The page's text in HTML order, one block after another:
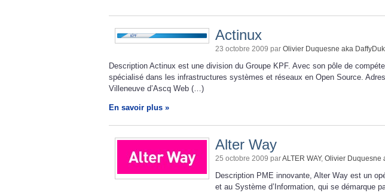
Actinux
23 octobre 2009 par Olivier Duquesne aka
Description Actinux est une division du Groupe KPF. Avec son pôle de
spécialisé dans les infrastructures systèmes et réseaux en Open Source.
Villeneuve d’Ascq Web (…)
En savoir plus »
Alter Way
25 octobre 2009 parALTER WAY, Olivier Duquesne
Description PME innovante, Alter Way est un
et au Système d’Information, qui se démarque